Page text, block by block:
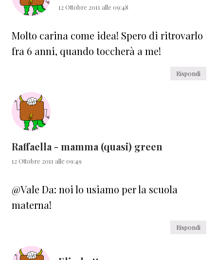
12 Ottobre 2011 alle 09:48
Molto carina come idea! Spero di ritrovarlo
fra 6 anni, quando toccherà a me!
Rispondi
Raffaella - mamma (quasi) green
12 Ottobre 2011 alle 09:49
@Vale Da: noi lo usiamo per la scuola
materna!
Rispondi